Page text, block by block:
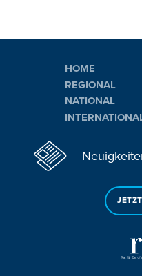
HOME
REGIONAL
NATIONAL